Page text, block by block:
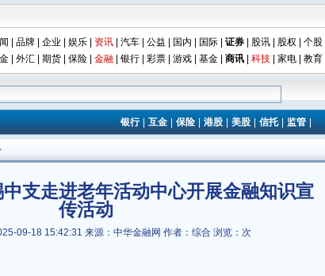
品牌| 企业 娱乐| 资讯| 汽车| 公益 国内 国际| 证券| 股讯| 股权 个股|
| 外汇| 期货| 保险| 金融| 银行 彩票| 游戏| 基金| 商讯| 科技| 家电| 教育|
银行|互金|保险|港股|美股|信托|监管|
支走进老年活动中心开展金融知识宣
传活动
09-18 15:42:31 来源：中华金融网 作者：综合 浏览： 次